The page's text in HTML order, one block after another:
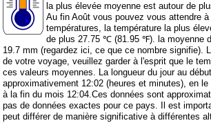
la plus élevée moyenne est autour de
Au fin Août vous pouvez vous attendre
températures, la température la plus
de plus 27.75 ℃ (81.95 ℉). la moyenne
19.7 mm (regardez ici, ce que ce nombre signifie).
de votre voyage, veuillez garder à l'esprit que le
ces valeurs moyennes. La longueur du jour au
approximativement 12:02 (heures et minutes), en
à la fin du mois 12:04.Ces données sont
pas de données exactes pour ce pays. Il est
peut différer de manière significative à différentes